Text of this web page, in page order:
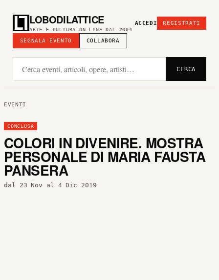
LOBODILATTICE
ARTE E CULTURA ON LINE DAL 2004
SEGNALA EVENTO COLLABORA
ACCEDI REGISTRATI
CERCA
EVENTI
CONCLUSA
COLORI IN DIVENIRE. MOSTRA
PERSONALE DI MARIA FAUSTA
PANSERA
dal 23 Nov al 4 Dic 2019